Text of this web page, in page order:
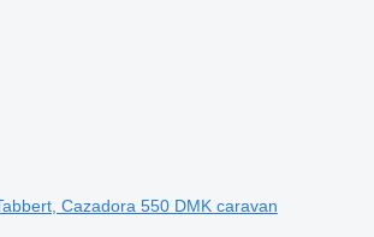
Cazadora 550 DMK caravan